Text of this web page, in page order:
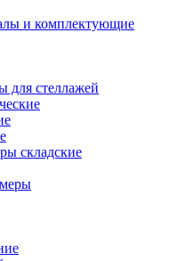
и комплектующие
для стеллажей
складские